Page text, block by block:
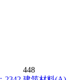
448